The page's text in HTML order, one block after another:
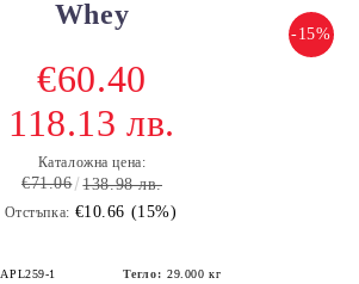
Whey
-15%
€60.40
118.13 лв.
Каталожна цена:
€71.06 138.98 лв.
Отстъпка: €10.66 (15%)
APL259-1 Тегло: 29.000 кг